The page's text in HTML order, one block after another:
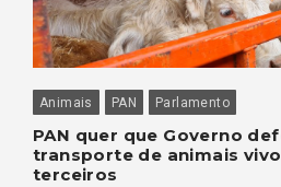
Animais PAN Parlamento
PAN quer que Governo
transporte de animais
terceiros